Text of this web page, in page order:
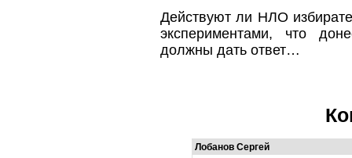
Действуют ли НЛО
экспериментами, что
должны дать ответ…
Лобанов Сергей